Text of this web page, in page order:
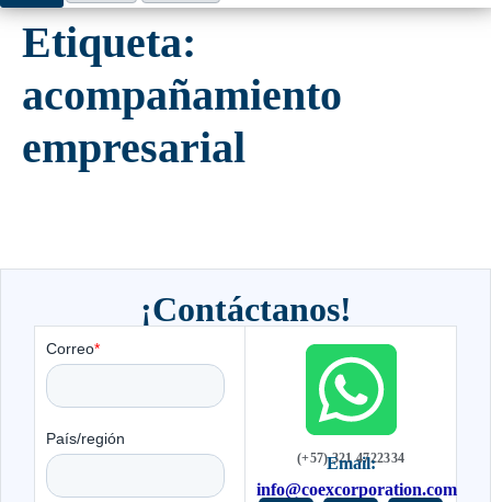
Etiqueta:
acompañamiento
empresarial
¡Contáctanos!
(+57) 321 4722334
Email:
info@coexcorporation.com